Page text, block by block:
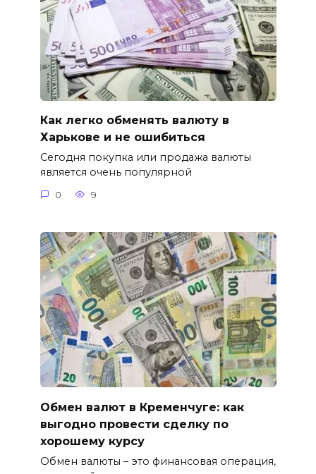
Как легко обменять валюту в
Харькове и не ошибиться
Сегодня покупка или продажа валюты
является очень популярной
0 9
Обмен валют в Кременчуге: как
выгодно провести сделку по
хорошему курсу
Обмен валюты – это финансовая операция,